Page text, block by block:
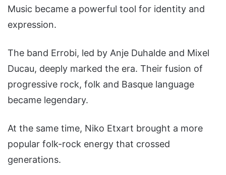
Music became a powerful tool for identity and
expression.
The band Errobi, led by Anje Duhalde and Mixel
Ducau, deeply marked the era. Their fusion of
progressive rock, folk and Basque language
became legendary.
At the same time, Niko Etxart brought a more
popular folk-rock energy that crossed
generations.